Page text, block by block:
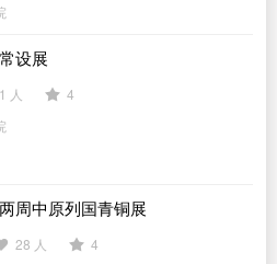
设展
人
4
周中原列国青铜展
28 人
4